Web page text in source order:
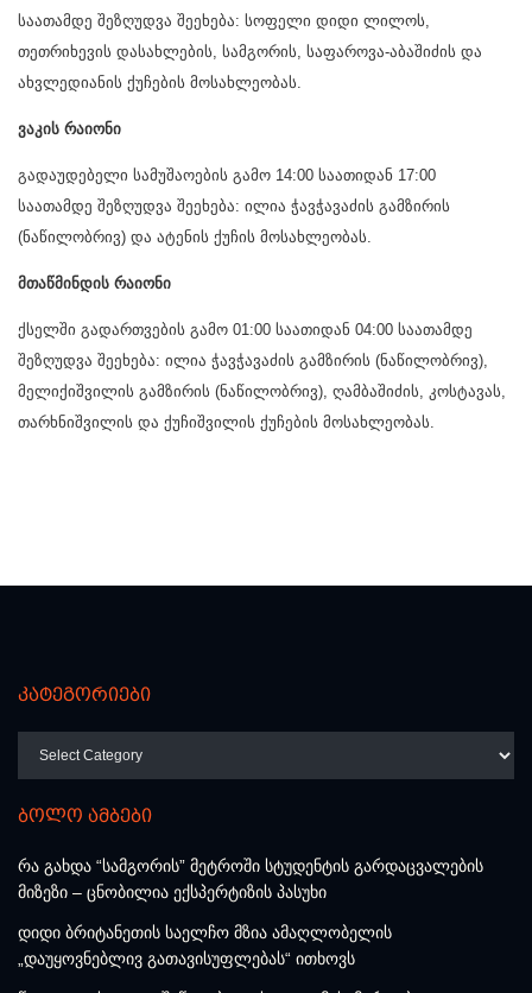
საათამდე შეზღუდვა შეეხება: სოფელი დიდი ლილოს,
თეთრიხევის დასახლების, სამგორის, საფაროვა-აბაშიძის და
ახვლედიანის ქუჩების მოსახლეობას.
ვაკის რაიონი
გადაუდებელი სამუშაოების გამო 14:00 საათიდან 17:00
საათამდე შეზღუდვა შეეხება: ილია ჭავჭავაძის გამზირის
(ნაწილობრივ) და ატენის ქუჩის მოსახლეობას.
მთაწმინდის რაიონი
ქსელში გადართვების გამო 01:00 საათიდან 04:00 საათამდე
შეზღუდვა შეეხება: ილია ჭავჭავაძის გამზირის (ნაწილობრივ),
მელიქიშვილის გამზირის (ნაწილობრივ), ღამბაშიძის, კოსტავას,
თარხნიშვილის და ქუჩიშვილის ქუჩების მოსახლეობას.
კატეგორიები
ბოლო ამბები
რა გახდა “სამგორის” მეტროში სტუდენტის გარდაცვალების
მიზეზი – ცნობილია ექსპერტიზის პასუხი
დიდი ბრიტანეთის საელჩო მზია ამაღლობელის
„დაუყოვნებლივ გათავისუფლებას“ ითხოვს